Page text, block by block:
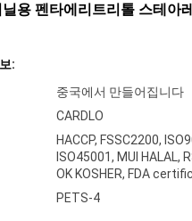
용 펜타에리트리톨 스테아
:
중국에서 만들어집니다
CARDLO
HACCP, FSSC2200,
ISO45001, MUI HALAL,
OK KOSHER, FDA
PETS-4